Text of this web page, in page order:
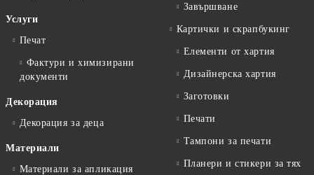
Услуги
Печат
Фактури и химизирани
документи
Декорация
Декорация за деца
Материали
Материали за апликация
Завършване
Картички и скрапбукинг
Елементи от хартия
Дизайнерска хартия
Заготовки
Печати
Тампони за печати
Планери и стикери за тях